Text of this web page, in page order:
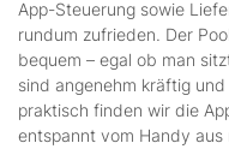
App-Steuerung sowie
rundum zufrieden. Der
bequem – egal ob man
sind angenehm kräftig
praktisch finden wir die
entspannt vom Handy aus